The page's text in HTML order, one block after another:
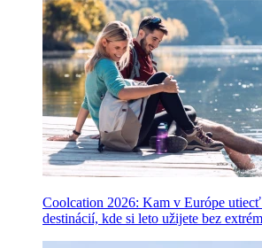
Coolcation 2026: Kam v Európe
destinácií, kde si leto užijete bez